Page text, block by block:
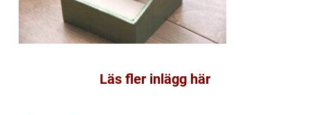
Läs fler inlägg här